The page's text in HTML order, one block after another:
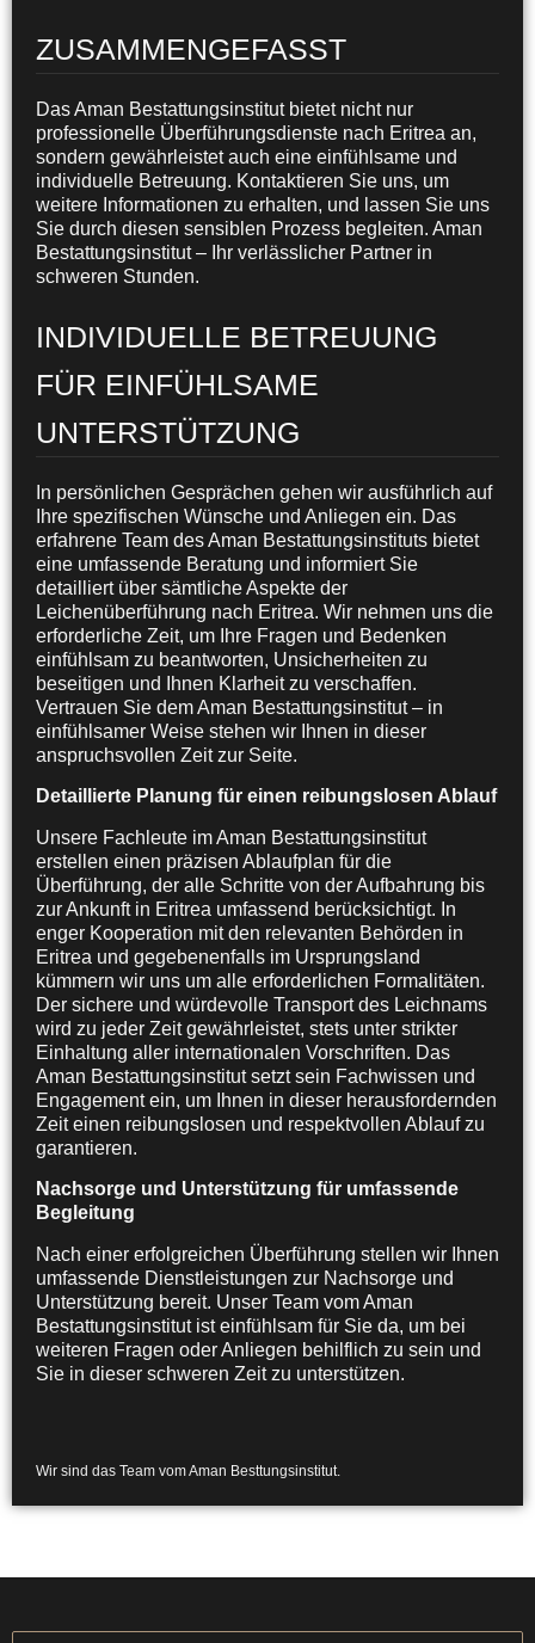
ZUSAMMENGEFASST
Das Aman Bestattungsinstitut bietet nicht nur
professionelle Überführungsdienste nach Eritrea an,
sondern gewährleistet auch eine einfühlsame und
individuelle Betreuung. Kontaktieren Sie uns, um
weitere Informationen zu erhalten, und lassen Sie uns
Sie durch diesen sensiblen Prozess begleiten. Aman
Bestattungsinstitut – Ihr verlässlicher Partner in
schweren Stunden.
INDIVIDUELLE BETREUUNG
FÜR EINFÜHLSAME
UNTERSTÜTZUNG
In persönlichen Gesprächen gehen wir ausführlich auf
Ihre spezifischen Wünsche und Anliegen ein. Das
erfahrene Team des Aman Bestattungsinstituts bietet
eine umfassende Beratung und informiert Sie
detailliert über sämtliche Aspekte der
Leichenüberführung nach Eritrea. Wir nehmen uns die
erforderliche Zeit, um Ihre Fragen und Bedenken
einfühlsam zu beantworten, Unsicherheiten zu
beseitigen und Ihnen Klarheit zu verschaffen.
Vertrauen Sie dem Aman Bestattungsinstitut – in
einfühlsamer Weise stehen wir Ihnen in dieser
anspruchsvollen Zeit zur Seite.
Detaillierte Planung für einen reibungslosen Ablauf
Unsere Fachleute im Aman Bestattungsinstitut
erstellen einen präzisen Ablaufplan für die
Überführung, der alle Schritte von der Aufbahrung bis
zur Ankunft in Eritrea umfassend berücksichtigt. In
enger Kooperation mit den relevanten Behörden in
Eritrea und gegebenenfalls im Ursprungsland
kümmern wir uns um alle erforderlichen Formalitäten.
Der sichere und würdevolle Transport des Leichnams
wird zu jeder Zeit gewährleistet, stets unter strikter
Einhaltung aller internationalen Vorschriften. Das
Aman Bestattungsinstitut setzt sein Fachwissen und
Engagement ein, um Ihnen in dieser herausfordernden
Zeit einen reibungslosen und respektvollen Ablauf zu
garantieren.
Nachsorge und Unterstützung für umfassende
Begleitung
Nach einer erfolgreichen Überführung stellen wir Ihnen
umfassende Dienstleistungen zur Nachsorge und
Unterstützung bereit. Unser Team vom Aman
Bestattungsinstitut ist einfühlsam für Sie da, um bei
weiteren Fragen oder Anliegen behilflich zu sein und
Sie in dieser schweren Zeit zu unterstützen.
Wir sind das Team vom Aman Besttungsinstitut.